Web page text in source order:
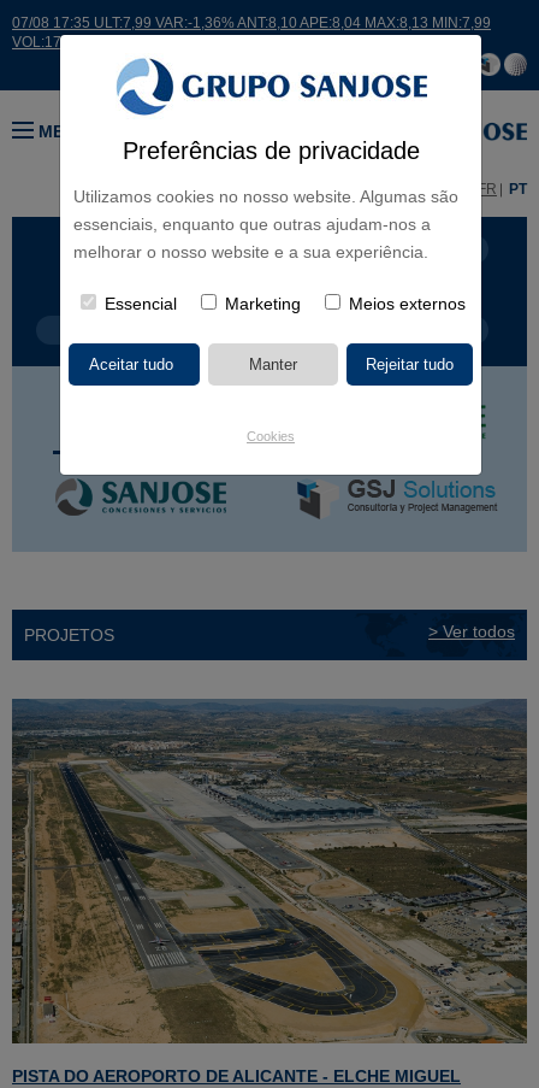
Preferências de privacidade
Utilizamos cookies no nosso website. Algumas são
essenciais, enquanto que outras ajudam-nos a
melhorar o nosso website e a sua experiência.
Essencial Marketing Meios externos
Cookies
07/08 17:35 ULT:7,99 VAR:-1,36% ANT:8,10 APE:8,04 MAX:8,13 MIN:7,99
VOL:17664
MENU
EN FR PT
LINHAS DE NEGÓCIO CONTINENTES
PROJETOS > Ver todos
PISTA DO AEROPORTO DE ALICANTE - ELCHE MIGUEL